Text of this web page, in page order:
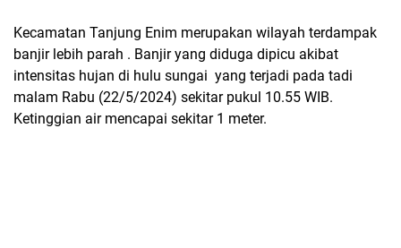
Kecamatan Tanjung Enim merupakan wilayah terdampak
banjir lebih parah . Banjir yang diduga dipicu akibat
intensitas hujan di hulu sungai yang terjadi pada tadi
malam Rabu (22/5/2024) sekitar pukul 10.55 WIB.
Ketinggian air mencapai sekitar 1 meter.